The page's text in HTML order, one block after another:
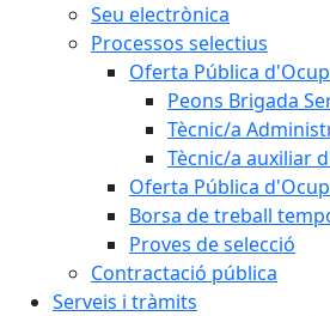
Seu electrònica
Processos selectius
Oferta Pública
Peons Brigada
Tècnic/a
Tècnic/a auxiliar
Oferta Pública
Borsa de treball
Proves de selecció
Contractació pública
Serveis i tràmits